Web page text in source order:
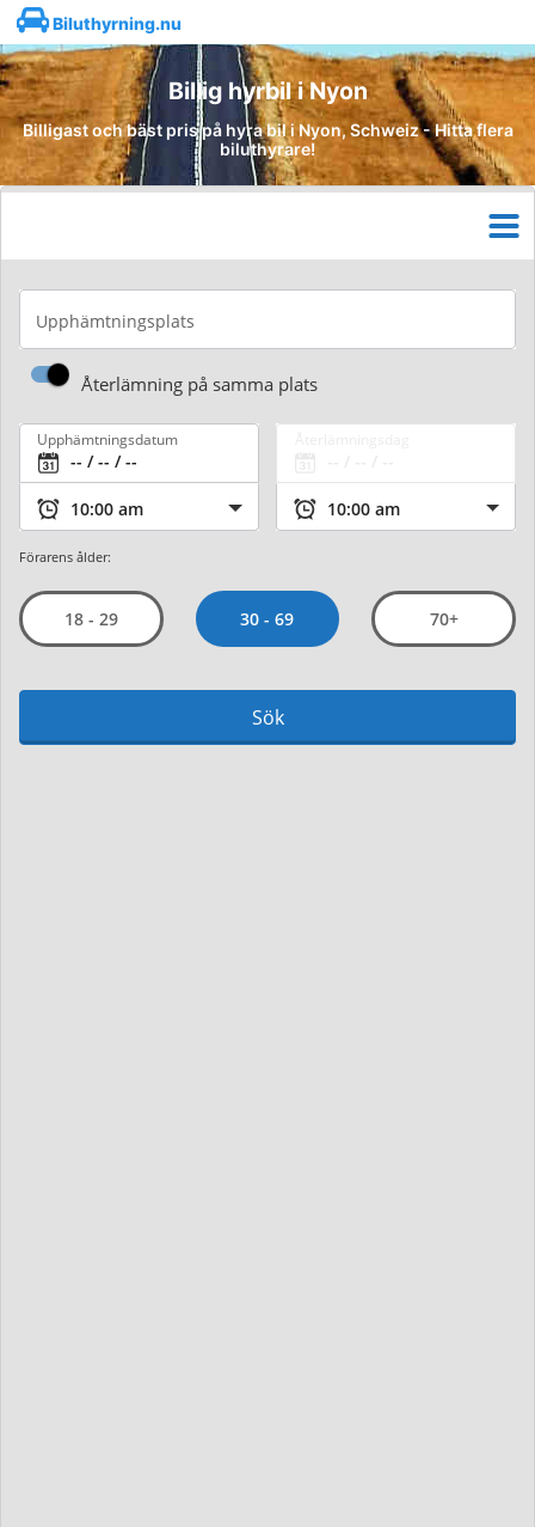
Biluthyrning.nu
Billig hyrbil i Nyon
Billigast och bäst pris på hyra bil i Nyon, Schweiz - Hitta flera
biluthyrare!
Upphämtningsplats
Återlämning på samma plats
Upphämtningsdatum
Förarens ålder:
18 - 29 30 - 69 70+
Sök